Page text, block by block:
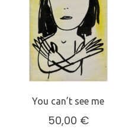
You can’t see me
50,00 €